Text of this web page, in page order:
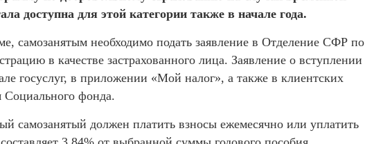
доступна для этой категории также в начале года.
самозанятым необходимо подать заявление в Отделение СФР по
в качестве застрахованного лица. Заявление о вступлении
госуслуг, в приложении «Мой налог», а также в клиентских
Социального фонда.
самозанятый должен платить взносы ежемесячно или уплатить